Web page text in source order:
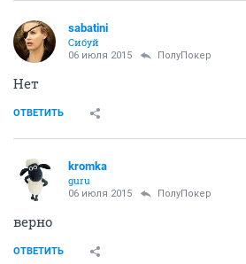
sabatini
Сибуй
06 июля 2015 ПолуПокер
Нет
ОТВЕТИТЬ
kromka
guru
06 июля 2015 ПолуПокер
верно
ОТВЕТИТЬ